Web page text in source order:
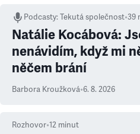
Podcasty:Tekutá společnost•39
Natálie Kocábová:
nenávidím, když mi
něčem brání
Barbora Kroužková•6. 8. 2026
Rozhovor•12 minut